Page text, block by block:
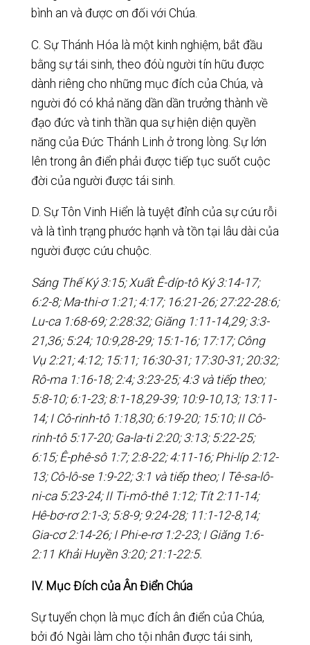
bình an và được ơn đối với Chúa.
C. Sự Thánh Hóa là một kinh nghiệm, bắt đầu
bằng sự tái sinh, theo đóù người tín hữu được
dành riêng cho những mục đích của Chúa, và
người đó có khả năng dần dần trưởng thành về
đạo đức và tinh thần qua sự hiện diện quyền
năng của Đức Thánh Linh ở trong lòng. Sự lớn
lên trong ân điển phải được tiếp tục suốt cuộc
đời của người được tái sinh.
D. Sự Tôn Vinh Hiển là tuyệt đỉnh của sự cứu rỗi
và là tình trạng phước hạnh và tồn tại lâu dài của
người được cứu chuộc.
Sáng Thế Ký 3:15; Xuất Ê-díp-tô Ký 3:14-17;
6:2-8; Ma-thi-ơ 1:21; 4:17; 16:21-26; 27:22-28:6;
Lu-ca 1:68-69; 2:28:32; Giăng 1:11-14,29; 3:3-
21,36; 5:24; 10:9,28-29; 15:1-16; 17:17; Công
Vụ 2:21; 4:12; 15:11; 16:30-31; 17:30-31; 20:32;
Rô-ma 1:16-18; 2:4; 3:23-25; 4:3 và tiếp theo;
5:8-10; 6:1-23; 8:1-18,29-39; 10:9-10,13; 13:11-
14; I Cô-rinh-tô 1:18,30; 6:19-20; 15:10; II Cô-
rinh-tô 5:17-20; Ga-la-ti 2:20; 3:13; 5:22-25;
6:15; Ê-phê-sô 1:7; 2:8-22; 4:11-16; Phi-líp 2:12-
13; Cô-lô-se 1:9-22; 3:1 và tiếp theo; I Tê-sa-lô-
ni-ca 5:23-24; II Ti-mô-thê 1:12; Tít 2:11-14;
Hê-bơ-rơ 2:1-3; 5:8-9; 9:24-28; 11:1-12-8,14;
Gia-cơ 2:14-26; I Phi-e-rơ 1:2-23; I Giăng 1:6-
2:11 Khải Huyền 3:20; 21:1-22:5.
IV. Mục Đích của Ân Điển Chúa
Sự tuyển chọn là mục đích ân điển của Chúa,
bởi đó Ngài làm cho tội nhân được tái sinh,